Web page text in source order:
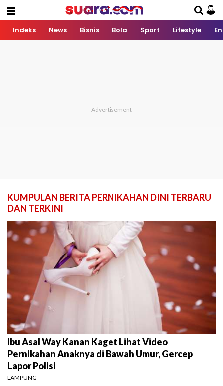
Indeks News Bisnis Bola Sport Lifestyle
KUMPULAN BERITA PERNIKAHAN DINI TERBARU
DAN TERKINI
Ibu Asal Way Kanan Kaget Lihat Video
Pernikahan Anaknya di Bawah Umur, Gercep
Lapor Polisi
LAMPUNG